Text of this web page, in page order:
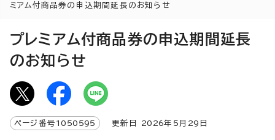
ミアム付商品券の申込期間延長のお知らせ
プレミアム付商品券の申込期間延長
のお知らせ
ページ番号 1050595 更新日 2026年5月 29 日